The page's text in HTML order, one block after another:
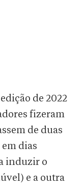
de 2022
fizeram
de duas
dias
induzir o
e a outra